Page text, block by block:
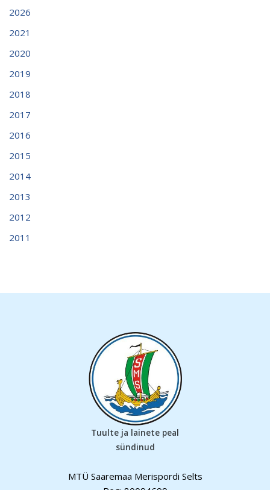
2026
2021
2020
2019
2018
2017
2016
2015
2014
2013
2012
2011
Tuulte ja lainete peal
sündinud
MTÜ Saaremaa Merispordi Selts